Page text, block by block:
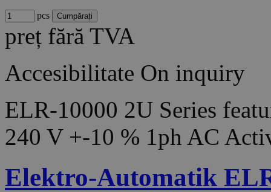
pcs
preț fără TVA
Accesibilitate On inquiry
ELR-10000 2U Series
240 V +-10 % 1ph AC
Elektro-Automatik